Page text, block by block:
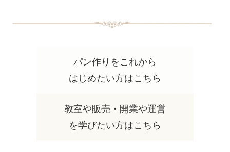
パン作りをこれから
はじめたい方はこちら
教室や販売・開業や運営
を学びたい方はこちら